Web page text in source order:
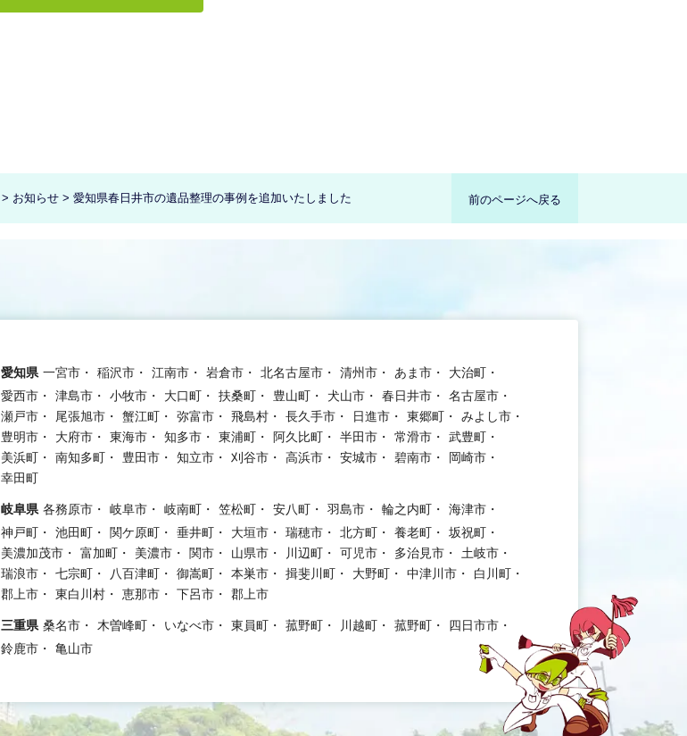
> お知らせ > 愛知県春日井市の遺品整理の事例を追加いたしました 前のページへ戻る
愛知県 一宮市 稲沢市 江南市 岩倉市 北名古屋市 清州市 あま市
大治町
愛西市
津島市 小牧市 大口町 扶桑町 豊山町 犬山市 春日井市
名古屋市
瀬戸市
尾張旭市 蟹江町 弥富市 飛島村 長久手市 日進市 東郷町
みよし市
豊明市
大府市 東海市 知多市 東浦町 阿久比町 半田市 常滑市
武豊町
美浜町
南知多町 豊田市 知立市 刈谷市 高浜市 安城市 碧南市
岡崎市
幸田町
岐阜県 各務原市 岐阜市 岐南町 笠松町 安八町 羽島市 輪之内町
海津市
神戸町
池田町 関ケ原町 垂井町 大垣市 瑞穂市 北方町 養老町
坂祝町
美濃加茂市
富加町 美濃市 関市 山県市 川辺町 可児市 多治見市
土岐市
瑞浪市
七宗町 八百津町 御嵩町 本巣市 揖斐川町 大野町 中津川市
白川町
郡上市
東白川村 恵那市 下呂市 郡上市
三重県 桑名市 木曽峰町 いなべ市 東員町 菰野町 川越町 菰野町
四日市市
鈴鹿市
亀山市